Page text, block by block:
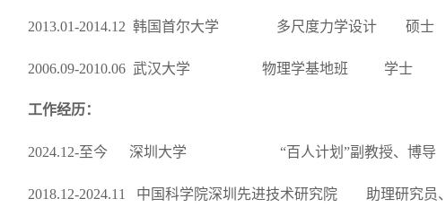
2013.01-2014.12 韩国首尔大学 多尺度力学设计 硕士
2006.09-2010.06 武汉大学 物理学基地班 学士
工作经历：
2024.12-至今 深圳大学 “百人计划”副教授、博导
2018.12-2024.11 中国科学院深圳先进技术研究院 助理研究员、